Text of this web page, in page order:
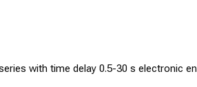
with time delay 0.5-30 s electronic